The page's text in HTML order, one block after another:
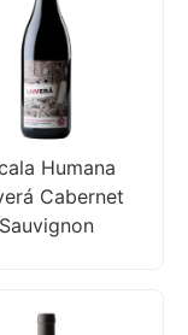
Humana
Cabernet
Sauvignon